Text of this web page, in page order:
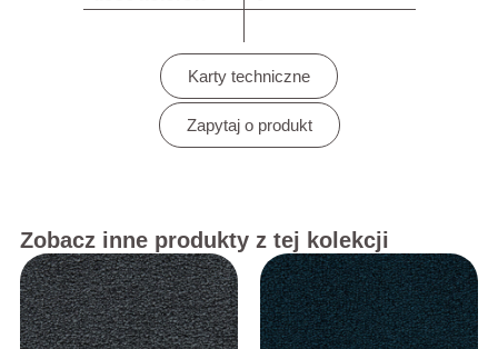
Karty techniczne
Zapytaj o produkt
Zobacz inne produkty z tej kolekcji